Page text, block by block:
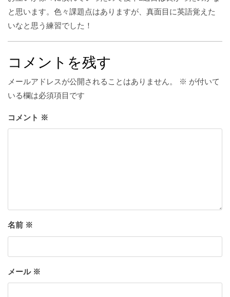
と思います。色々課題点はありますが、真面目に英語覚えた
いなと思う練習でした！
コメントを残す
メールアドレスが公開されることはありません。 ※ が付いて
いる欄は必須項目です
コメント ※
名前 ※
メール ※